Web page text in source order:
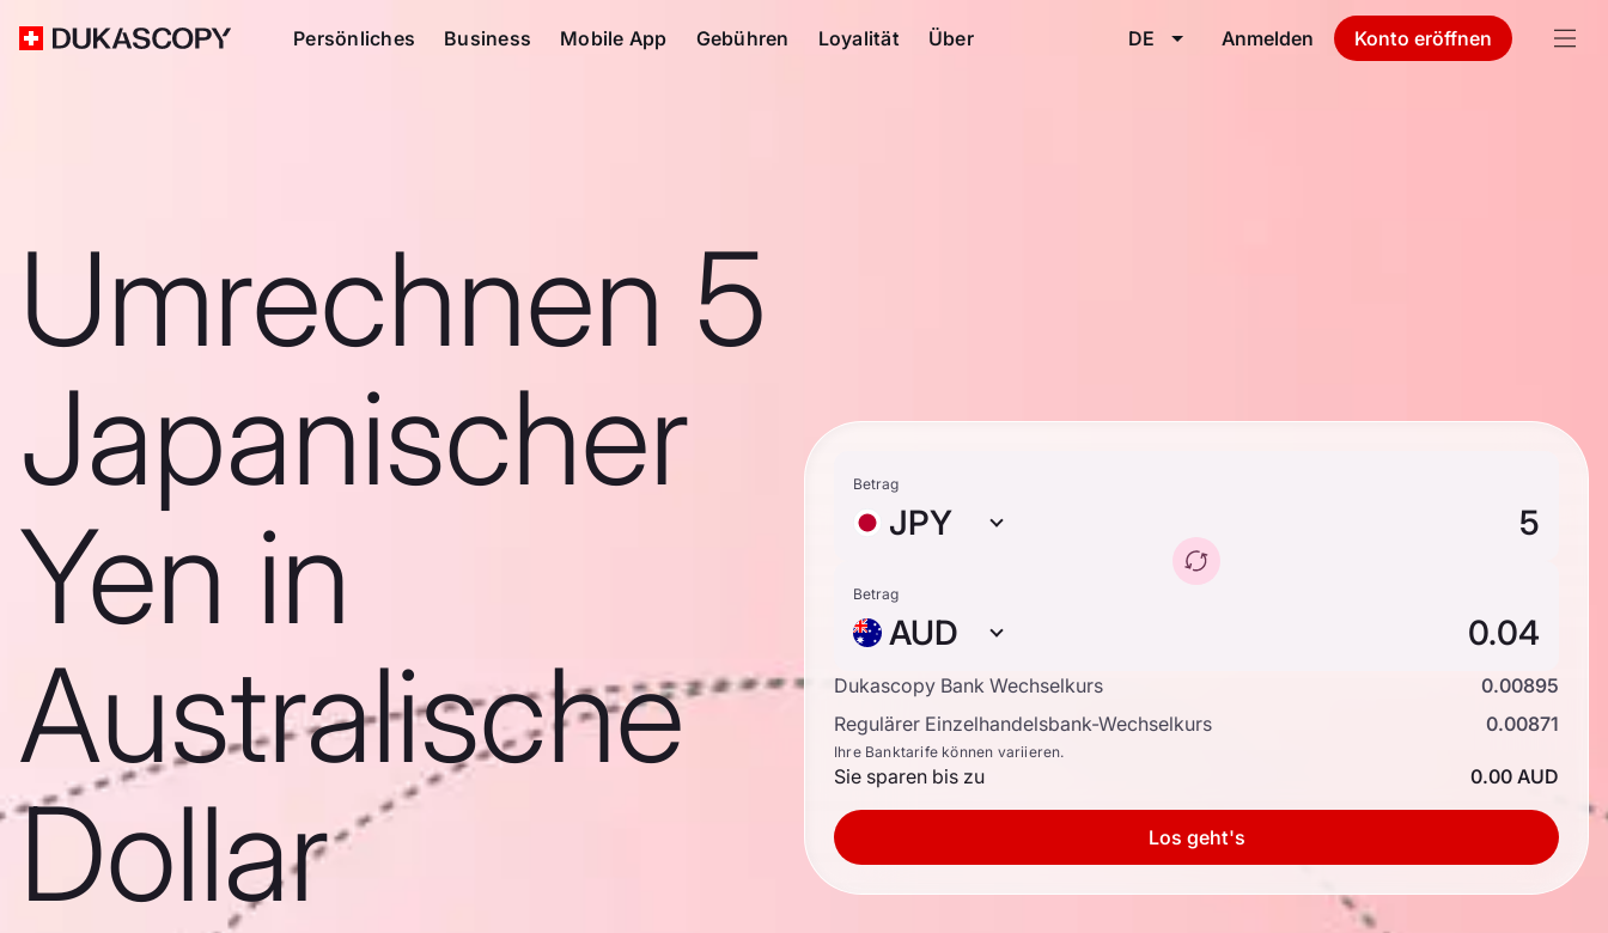
Persönliches Business Mobile App Gebühren Loyalität Über DE Anmelden Konto eröffnen
Umrechnen 5
Japanischer
Yen in
Australische
Dollar
Betrag
JPY
Betrag
AUD
Dukascopy Bank Wechselkurs
0.00895
Regulärer Einzelhandelsbank-Wechselkurs
0.00871
Ihre Banktarife können variieren.
Sie sparen bis zu 0.00 AUD
Los geht's